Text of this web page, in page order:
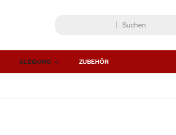
KLEIDUNG ZUBEHÖR